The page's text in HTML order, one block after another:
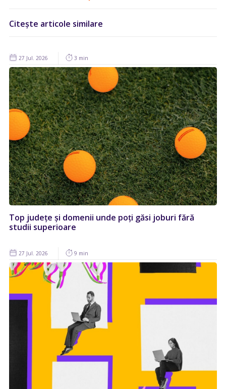
Citește articole similare
27 Jul. 2026 3 min
Top județe și domenii unde poți găsi joburi fără
studii superioare
27 Jul. 2026 9 min